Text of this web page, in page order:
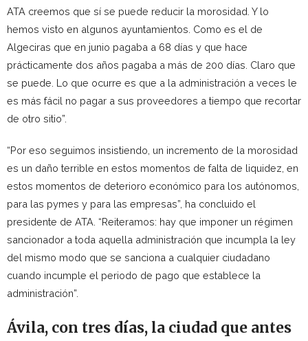
ATA creemos que sí se puede reducir la morosidad. Y lo
hemos visto en algunos ayuntamientos. Como es el de
Algeciras que en junio pagaba a 68 días y que hace
prácticamente dos años pagaba a más de 200 días. Claro que
se puede. Lo que ocurre es que a la administración a veces le
es más fácil no pagar a sus proveedores a tiempo que recortar
de otro sitio”.
“Por eso seguimos insistiendo, un incremento de la morosidad
es un daño terrible en estos momentos de falta de liquidez, en
estos momentos de deterioro económico para los autónomos,
para las pymes y para las empresas”, ha concluido el
presidente de ATA. “Reiteramos: hay que imponer un régimen
sancionador a toda aquella administración que incumpla la ley
del mismo modo que se sanciona a cualquier ciudadano
cuando incumple el periodo de pago que establece la
administración”.
Ávila, con tres días, la ciudad que antes